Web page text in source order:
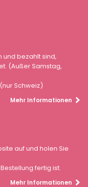
und bezahlt sind,
(Außer Samstag,
Schweiz)
Mehr Informationen
auf und holen Sie
fertig ist.
Mehr Informationen